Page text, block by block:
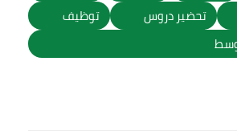
تحضير دروس
توظيف